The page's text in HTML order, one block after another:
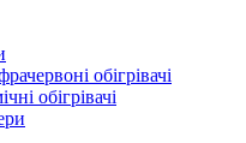
обігрівачі
обігрівачі